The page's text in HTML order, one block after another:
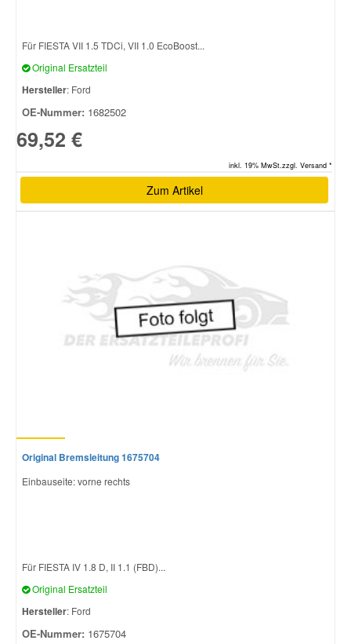
Für FIESTA VII 1.5 TDCi, VII 1.0 EcoBoost...
Original Ersatzteil
Hersteller: Ford
OE-Nummer: 1682502
69,52 €
inkl. 19% MwSt.zzgl. Versand *
Zum Artikel
Original Bremsleitung 1675704
Einbauseite: vorne rechts
Für FIESTA IV 1.8 D, II 1.1 (FBD)...
Original Ersatzteil
Hersteller: Ford
OE-Nummer: 1675704